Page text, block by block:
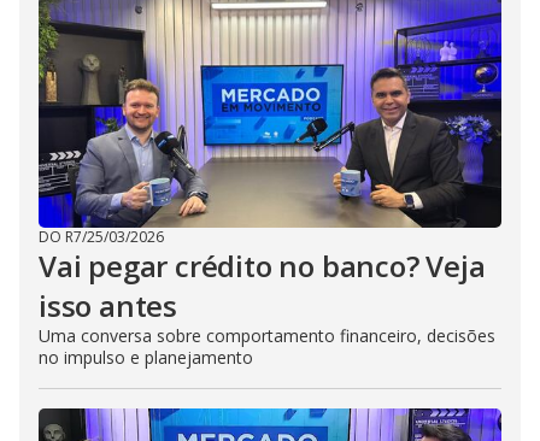
DO R7/25/03/2026
Vai pegar crédito no banco? Veja
isso antes
Uma conversa sobre comportamento financeiro, decisões
no impulso e planejamento